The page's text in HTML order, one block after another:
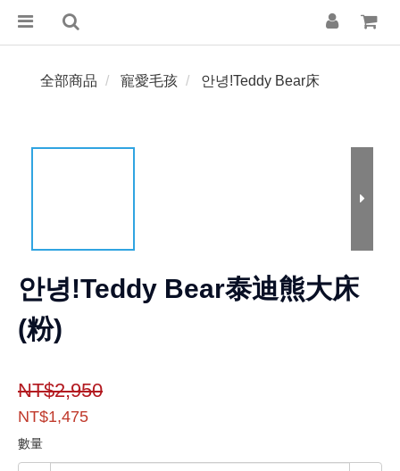
全部商品 寵愛毛孩 안녕!Teddy Bear床
안녕!Teddy Bear泰迪熊大床
(粉)
NT$2,950
NT$1,475
數量